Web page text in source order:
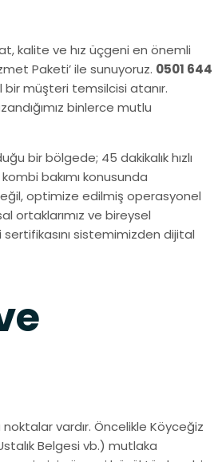
kalite ve hız üçgeni en önemli
Paketi’ ile sunuyoruz. 0501 644
bir müşteri temsilcisi atanır.
binlerce mutlu
bir bölgede; 45 dakikalık hızlı
bakımı konusunda
optimize edilmiş operasyonel
ortaklarımız ve bireysel
sertifikasını sistemimizden dijital
vardır. Öncelikle Köyceğiz
Belgesi vb.) mutlaka